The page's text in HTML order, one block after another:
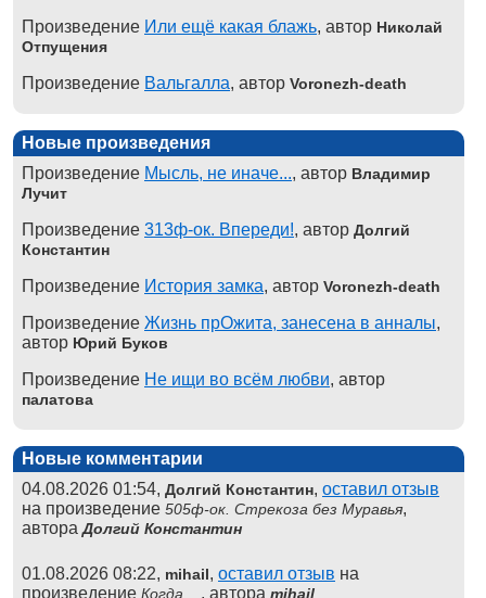
Произведение Или ещё какая блажь, автор Николай
Отпущения
Произведение Вальгалла, автор Voronezh-death
Новые произведения
Произведение Мысль, не иначе..., автор Владимир
Лучит
Произведение 313ф-ок. Впереди!, автор Долгий
Константин
Произведение История замка, автор Voronezh-death
Произведение Жизнь прОжита, занесена в анналы,
автор Юрий Буков
Произведение Не ищи во всём любви, автор
палатова
Новые комментарии
04.08.2026 01:54, Долгий Константин, оставил отзыв
на произведение 505ф-ок. Стрекоза без Муравья,
автораДолгий Константин
01.08.2026 08:22, mihail, оставил отзыв на
произведение Когда ... , автора mihail